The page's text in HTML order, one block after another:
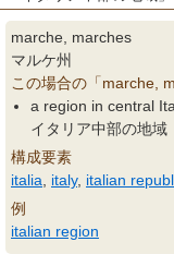
marche, marches
マルケ州
この場合の「marche,
a region in central
イタリア中部の地域
構成要素
italia
italy, italian
例
italian region